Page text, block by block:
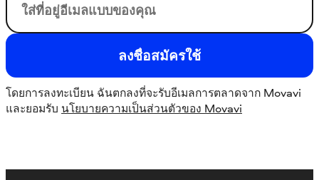
อีเมลของคุณ
ลงชื่อสมัครใช้
โดยการลงทะเบียน ฉันตกลงที่จะรับอีเมลการตลาดจาก Movavi
และยอมรับ นโยบายความเป็นส่วนตัวของ Movavi